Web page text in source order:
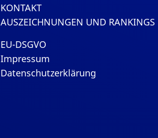
KONTAKT
AUSZEICHNUNGEN UND RANKINGS
EU-DSGVO
Impressum
Datenschutzerklärung